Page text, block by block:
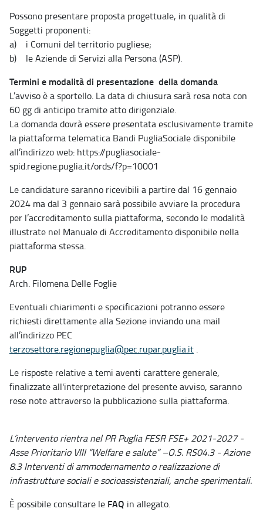
Possono presentare proposta progettuale, in qualità di
Soggetti proponenti:
a) i Comuni del territorio pugliese;
b) le Aziende di Servizi alla Persona (ASP).
Termini e modalità di presentazione della domanda
L’avviso è a sportello. La data di chiusura sarà resa nota con
60 gg di anticipo tramite atto dirigenziale.
La domanda dovrà essere presentata esclusivamente tramite
la piattaforma telematica Bandi PugliaSociale disponibile
all’indirizzo web: https://pugliasociale-
spid.regione.puglia.it/ords/f?p=10001
Le candidature saranno ricevibili a partire dal 16 gennaio
2024 ma dal 3 gennaio sarà possibile avviare la procedura
per l’accreditamento sulla piattaforma, secondo le modalità
illustrate nel Manuale di Accreditamento disponibile nella
piattaforma stessa.
RUP
Arch. Filomena Delle Foglie
Eventuali chiarimenti e specificazioni potranno essere
richiesti direttamente alla Sezione inviando una mail
all’indirizzo PEC
terzosettore.regionepuglia@pec.rupar.puglia.it .
Le risposte relative a temi aventi carattere generale,
finalizzate all'interpretazione del presente avviso, saranno
rese note attraverso la pubblicazione sulla piattaforma.
L’intervento rientra nel PR Puglia FESR FSE+ 2021-2027 -
Asse Prioritario VIII “Welfare e salute” –O.S. RS04.3 - Azione
8.3 Interventi di ammodernamento o realizzazione di
infrastrutture sociali e socioassistenziali, anche sperimentali.
È possibile consultare le FAQ in allegato.